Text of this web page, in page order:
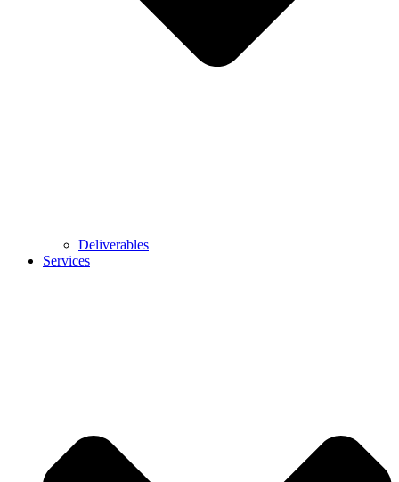
Deliverables
Services